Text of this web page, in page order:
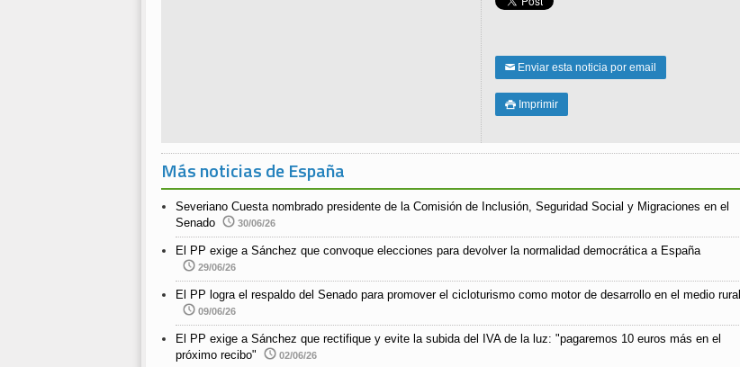
✉ Enviar esta noticia por email
 Imprimir
Más noticias de España
Severiano Cuesta nombrado presidente de la Comisión de Inclusión, Seguridad Social y Migraciones en el
Senado
30/06/26
El PP exige a Sánchez que convoque elecciones para devolver la normalidad democrática a España
29/06/26
El PP logra el respaldo del Senado para promover el cicloturismo como motor de desarrollo en el medio rural
09/06/26
El PP exige a Sánchez que rectifique y evite la subida del IVA de la luz: "pagaremos 10 euros más en el
próximo recibo"
02/06/26